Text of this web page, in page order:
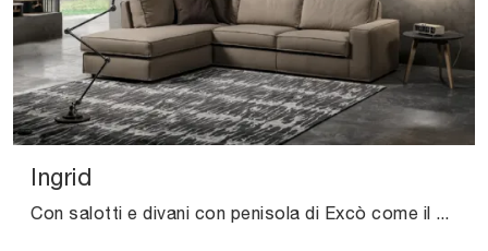
Ingrid
Con salotti e divani con penisola di Excò come il modello Ingrid in tessuto, potrai ultimare il tuo progetto d'arredo.